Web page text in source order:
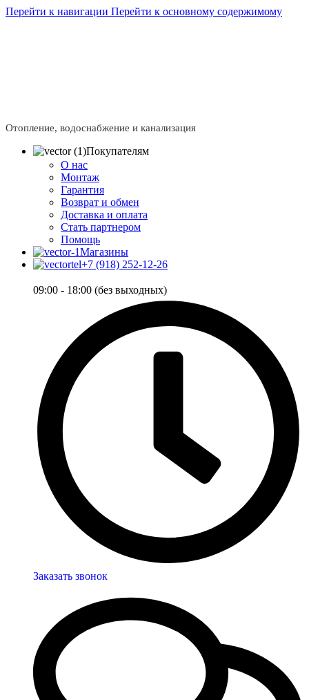
Перейти к навигации Перейти к основному содержимому
Отопление, водоснабжение и канализация
Покупателям
О нас
Монтаж
Гарантия
Возврат и обмен
Доставка и оплата
Стать партнером
Помощь
Магазины
+7 (918) 252-12-26
09:00 - 18:00 (без выходных)
Заказать звонок